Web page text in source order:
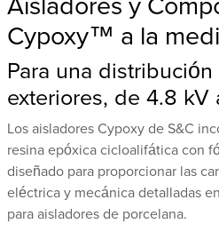
Cypoxy™ a la
Para una
exteriores, de 4.8 kV
Los aisladores Cypoxy de S&C
resina epóxica cicloalifática con
diseñado para proporcionar las
eléctrica y mecánica detalladas
para aisladores de porcelana.